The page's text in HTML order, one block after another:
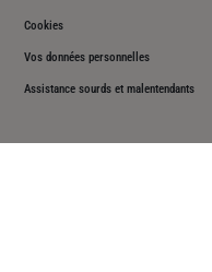
Cookies
Vos données personnelles
Assistance sourds et malentendants